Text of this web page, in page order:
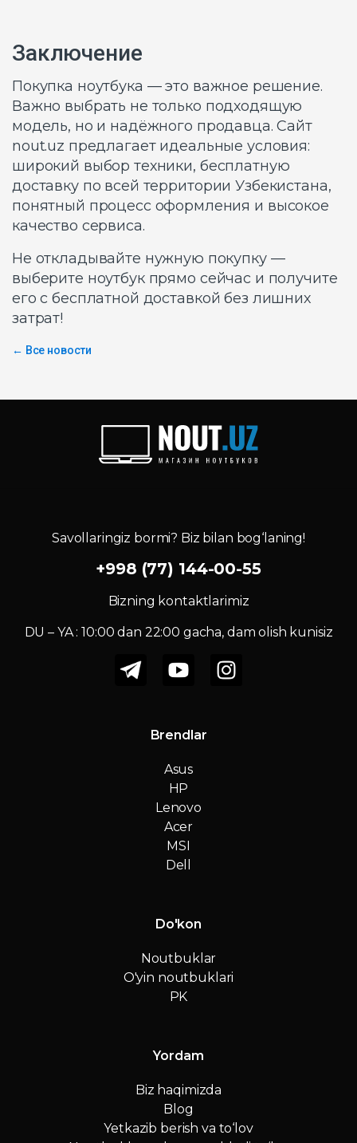
Заключение
Покупка ноутбука — это важное решение.
Важно выбрать не только подходящую
модель, но и надёжного продавца. Сайт
nout.uz предлагает идеальные условия:
широкий выбор техники, бесплатную
доставку по всей территории Узбекистана,
понятный процесс оформления и высокое
качество сервиса.
Не откладывайте нужную покупку —
выберите ноутбук прямо сейчас и получите
его с бесплатной доставкой без лишних
затрат!
← Все новости
Savollaringiz bormi? Biz bilan bog‘laning!
+998 (77) 144-00-55
Bizning kontaktlarimiz
DU – YA : 10:00 dan 22:00 gacha, dam olish kunisiz
Brendlar
Asus
HP
Lenovo
Acer
MSI
Dell
Do'kon
Noutbuklar
O'yin noutbuklari
PK
Yordam
Biz haqimizda
Blog
Yetkazib berish va to‘lov